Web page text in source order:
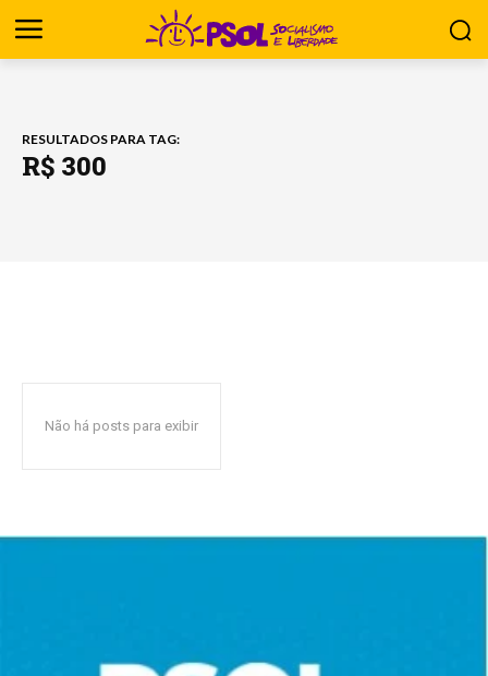
RESULTADOS PARA TAG:
R$ 300
Não há posts para exibir